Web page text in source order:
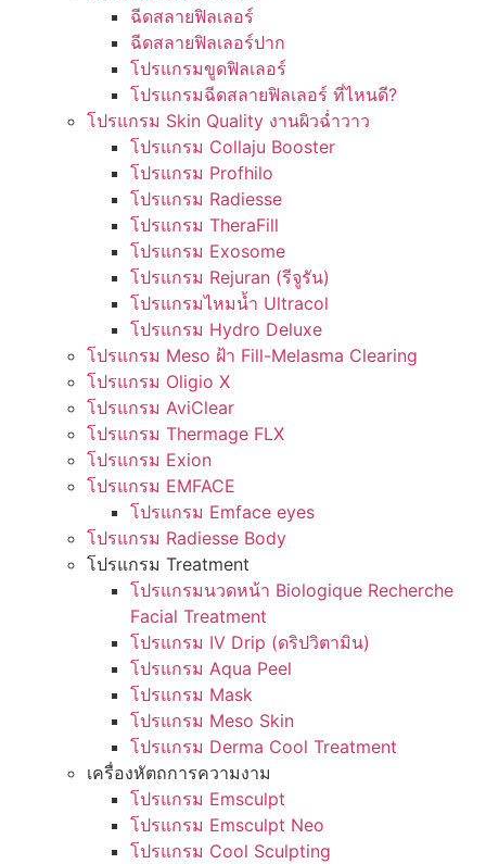
ฉีดสลายฟิลเลอร์
ฉีดสลายฟิลเลอร์ปาก
โปรแกรมขูดฟิลเลอร์
โปรแกรมฉีดสลายฟิลเลอร์ ที่ไหนดี?
โปรแกรม Skin Quality งานผิวฉ่ำวาว
โปรแกรม Collaju Booster
โปรแกรม Profhilo
โปรแกรม Radiesse
โปรแกรม TheraFill
โปรแกรม Exosome
โปรแกรม Rejuran (รีจูรัน)
โปรแกรมไหมน้ำ Ultracol
โปรแกรม Hydro Deluxe
โปรแกรม Meso ฝ้า Fill-Melasma Clearing
โปรแกรม Oligio X
โปรแกรม AviClear
โปรแกรม Thermage FLX
โปรแกรม Exion
โปรแกรม EMFACE
โปรแกรม Emface eyes
โปรแกรม Radiesse Body
โปรแกรม Treatment
โปรแกรมนวดหน้า Biologique Recherche
Facial Treatment
โปรแกรม IV Drip (ดริปวิตามิน)
โปรแกรม Aqua Peel
โปรแกรม Mask
โปรแกรม Meso Skin
โปรแกรม Derma Cool Treatment
เครื่องหัตถการความงาม
โปรแกรม Emsculpt
โปรแกรม Emsculpt Neo
โปรแกรม Cool Sculpting